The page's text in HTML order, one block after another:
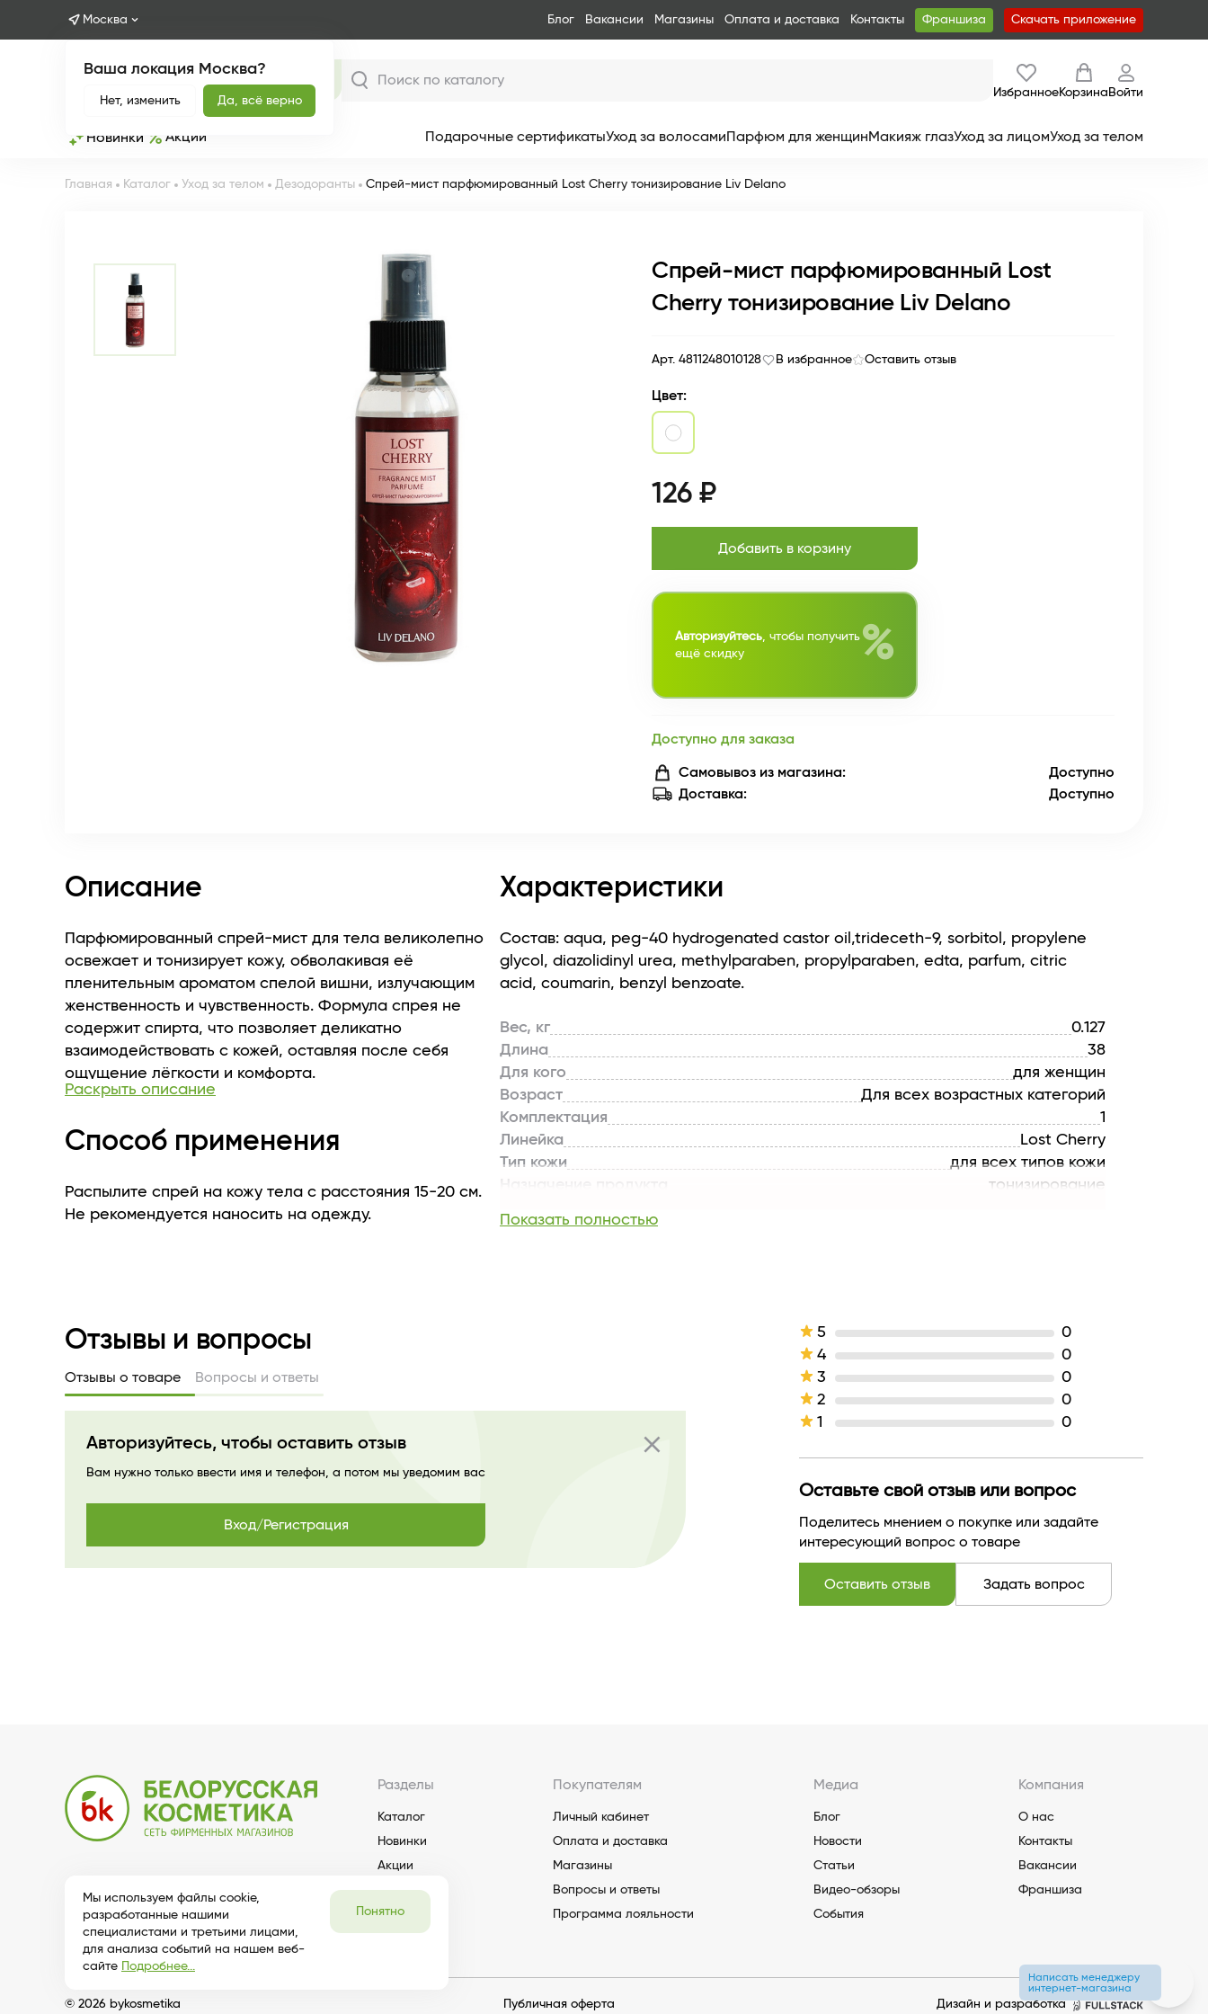
Москва Блог Вакансии Магазины Оплата и доставка Контакты Франшиза Скачать приложение
Ваша локация Москва?
Нет, изменить Да, всё верно
ИзбранноеКорзина Войти
Новинки Акции Подарочные сертификатыУход за волосамиПарфюм для женщинМакияж глазУход за лицомУход за телом
Главная Каталог Уход за телом Дезодоранты Спрей-мист парфюмированный Lost Cherry тонизирование Liv Delano
Спрей-мист парфюмированный Lost
Cherry тонизирование Liv Delano
Арт. 4811248010128 В избранное Оставить отзыв
Цвет:
126 ₽
Добавить в корзину
Авторизуйтесь , чтобы получить
ещё скидку
%
Доступно для заказа
Самовывоз из магазина:
Доступно
Доставка:
Доступно
Описание
Парфюмированный спрей-мист для тела великолепно
освежает и тонизирует кожу, обволакивая её
пленительным ароматом спелой вишни, излучающим
женственность и чувственность. Формула спрея не
содержит спирта, что позволяет деликатно
взаимодействовать с кожей, оставляя после себя
ощущение лёгкости и комфорта.
Раскрыть описание
Способ применения
Распылите спрей на кожу тела с расстояния 15-20 см.
Не рекомендуется наносить на одежду.
Характеристики
Состав: aqua, peg-40 hydrogenated castor oil,trideceth-9, sorbitol, propylene
glycol, diazolidinyl urea, methylparaben, propylparaben, edta, parfum, citric
acid, сoumarin, benzyl benzoate.
Вес, кг
0.127
Длина
38
Для кого
для женщин
Возраст
Для всех возрастных категорий
Комплектация
1
Линейка
Lost Cherry
Тип кожи
для всех типов кожи
Назначение продукта
тонизирование
Текстура
Показать полностью
Отзывы и вопросы
Отзывы о товаре Вопросы и ответы
close
Авторизуйтесь, чтобы оставить отзыв
Вам нужно только ввести имя и телефон, а потом мы уведомим вас
Вход/Регистрация
5
0
4
0
3
0
2
0
1
0
Оставьте свой отзыв или вопрос
Поделитесь мнением о покупке или задайте
интересующий вопрос о товаре
Оставить отзыв Задать вопрос
Разделы
Каталог
Новинки
Акции
Покупателям
Личный кабинет
Оплата и доставка
Магазины
Вопросы и ответы
Программа лояльности
Медиа
Блог
Новости
Статьи
Видео-обзоры
События
Компания
О нас
Контакты
Вакансии
Франшиза
© 2026 bykosmetika Публичная оферта Дизайн и разработка
Мы используем файлы cookie,
разработанные нашими
специалистами и третьими лицами,
для анализа событий на нашем веб-
сайте Подробнее...
Понятно
Написать менеджеру
интернет-магазина